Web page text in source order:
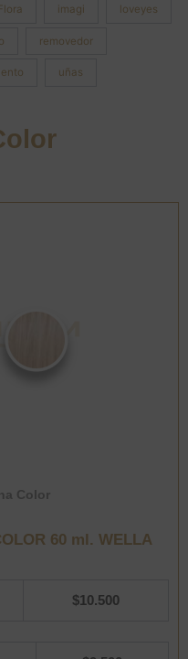
imagi loveyes
removedor
uñas
Color
60 ml. WELLA
$10.500